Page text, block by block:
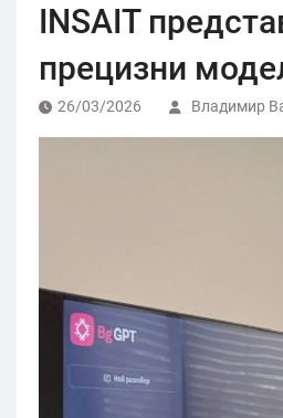
INSAIT
прецизни
26/03/2026 Владимир